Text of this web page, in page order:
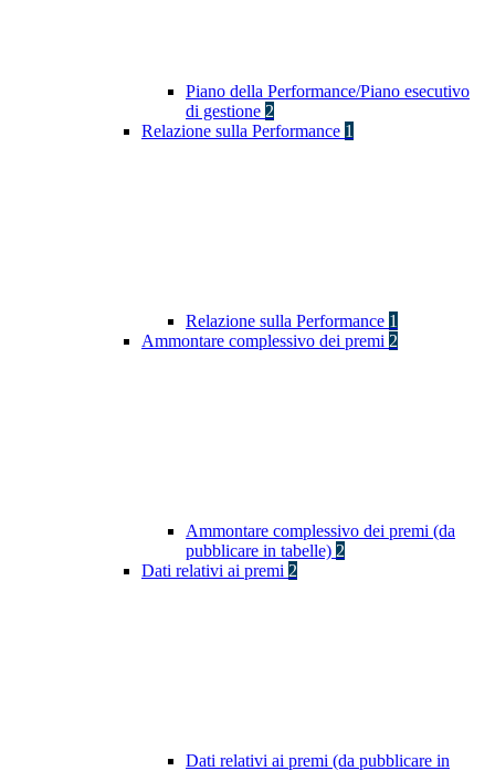
Piano della Performance/Piano esecutivo
di gestione 2
Relazione sulla Performance 1
Relazione sulla Performance 1
Ammontare complessivo dei premi 2
Ammontare complessivo dei premi (da
pubblicare in tabelle) 2
Dati relativi ai premi 2
Dati relativi ai premi (da pubblicare in